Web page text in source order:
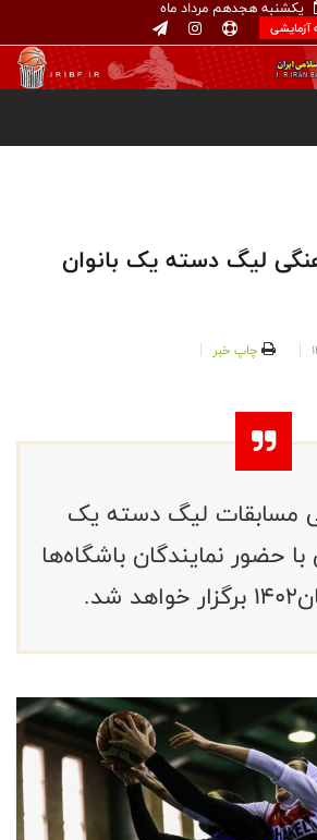
یکشنبه هجدهم مرداد ماه
لیگ دسته یک بانوان
چاپ خبر
مسابقات لیگ دسته یک
با حضور نمایندگان باشگاه‌ها